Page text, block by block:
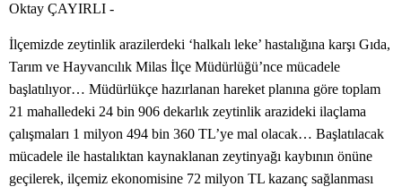
Oktay ÇAYIRLI -
İlçemizde zeytinlik arazilerdeki ‘halkalı leke’ hastalığına karşı Gıda,
Tarım ve Hayvancılık Milas İlçe Müdürlüğü’nce mücadele
başlatılıyor… Müdürlükçe hazırlanan hareket planına göre toplam
21 mahalledeki 24 bin 906 dekarlık zeytinlik arazideki ilaçlama
çalışmaları 1 milyon 494 bin 360 TL’ye mal olacak… Başlatılacak
mücadele ile hastalıktan kaynaklanan zeytinyağı kaybının önüne
geçilerek, ilçemiz ekonomisine 72 milyon TL kazanç sağlanması